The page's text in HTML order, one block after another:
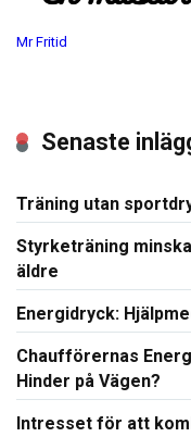
Mr Fritid
Senaste
Träning utan
Styrketräning
äldre
Energidryck:
Chaufförernas
Hinder på Vägen?
Intresset för att